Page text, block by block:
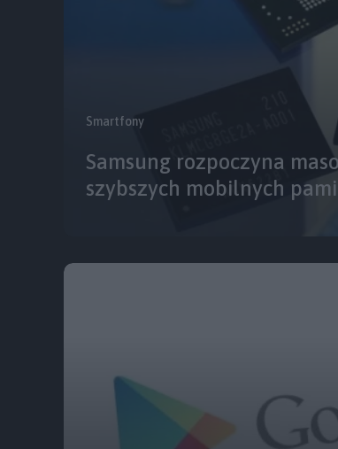
Smartfony
Samsung rozpoczyna
szybszych mobilnych